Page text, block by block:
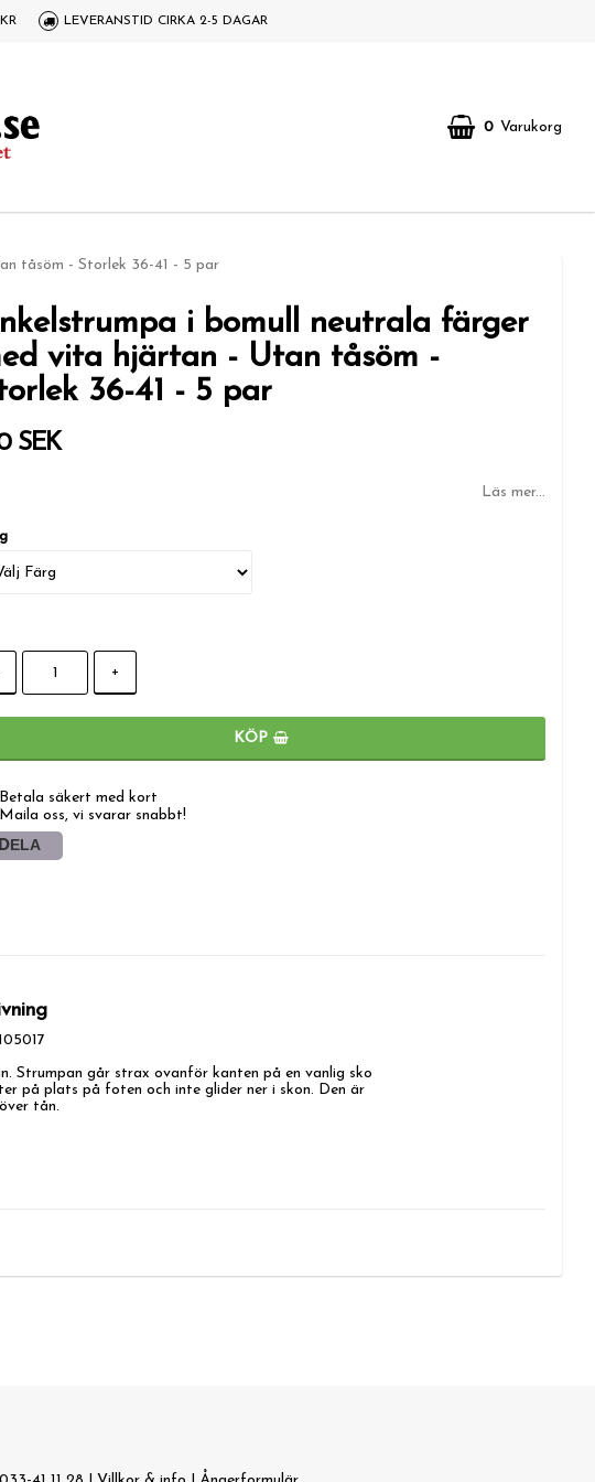
LEVERANSTID CIRKA 2-5 DAGAR
0 Varukorg
tåsöm - Storlek 36-41 - 5 par
i bomull neutrala färger
vita hjärtan - Utan tåsöm -
36-41 - 5 par
SEK
Läs mer...
+
KÖP
Betala säkert med kort
Maila oss, vi svarar snabbt!
DELA
Strumpan går strax ovanför kanten på en vanlig sko
på plats på foten och inte glider ner i skon. Den är
tån.